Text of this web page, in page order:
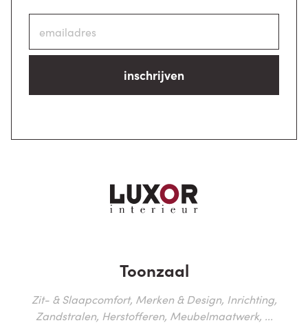
inschrijven
Toonzaal
Zit- & Slaapcomfort, Merken & Design, Inrichting,
Zandstralen, Herstofferen, Meubelmaatwerk, ...